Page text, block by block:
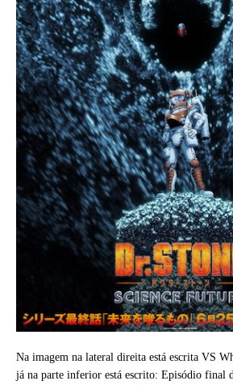
Na imagem na lateral direita está escrita VS
já na parte inferior está escrito: Episódio final